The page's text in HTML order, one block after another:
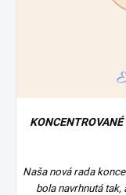
KONCENTROVANÉ
Naša nová rada
bola navrhnutá tak,